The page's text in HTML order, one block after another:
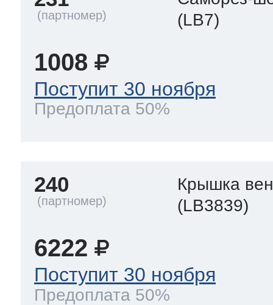
(LB7)
1008
Поступит 30 ноября
Предоплата 50%
240
Крышка
(LB3839)
6222
Поступит 30 ноября
Предоплата 50%